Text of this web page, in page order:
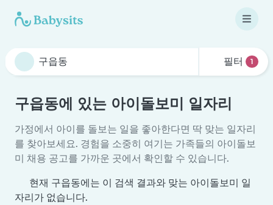
필터 1
구읍동에 있는 아이돌보미 일자리
가정에서 아이를 돌보는 일을 좋아한다면 딱 맞는 일자리
를 찾아보세요. 경험을 소중히 여기는 가족들의 아이돌보
미 채용 공고를 가까운 곳에서 확인할 수 있습니다.
현재 구읍동에는 이 검색 결과와 맞는 아이돌보미 일
자리가 없습니다.